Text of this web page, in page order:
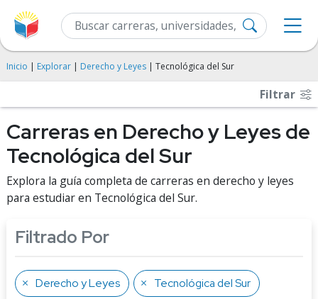
Inicio | Explorar | Derecho y Leyes | Tecnológica del Sur
Filtrar
Carreras en Derecho y Leyes de
Tecnológica del Sur
Explora la guía completa de carreras en derecho y leyes
para estudiar en Tecnológica del Sur.
Filtrado Por
Derecho y Leyes Tecnológica del Sur